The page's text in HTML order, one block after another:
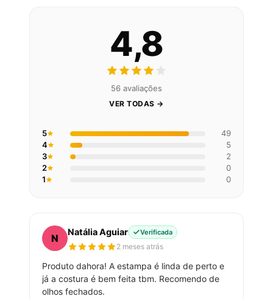
4,8
56 avaliações
VER TODAS →
5
49
4
5
3
2
2
0
1
0
N
Natália Aguiar Verificada
2 meses atrás
Produto dahora! A estampa é linda de perto e
já a costura é bem feita tbm. Recomendo de
olhos fechados.